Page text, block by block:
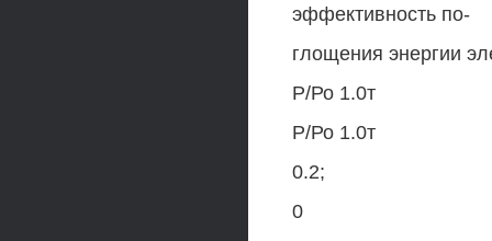
эффективность по-
глощения энергии
Р/Ро 1.0т
Р/Ро 1.0т
0.2;
0